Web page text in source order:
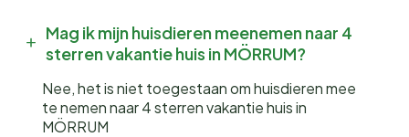
Mag ik mijn huisdieren meenemen naar 4
sterren vakantie huis in MÖRRUM?
Nee, het is niet toegestaan om huisdieren mee
te nemen naar 4 sterren vakantie huis in
MÖRRUM